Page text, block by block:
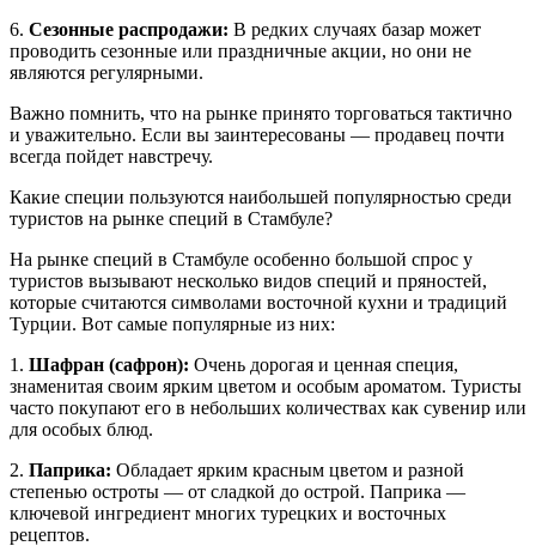
6. Сезонные распродажи: В редких случаях базар может
проводить сезонные или праздничные акции, но они не
являются регулярными.
Важно помнить, что на рынке принято торговаться тактично
и уважительно. Если вы заинтересованы — продавец почти
всегда пойдет навстречу.
Какие специи пользуются наибольшей популярностью среди
туристов на рынке специй в Стамбуле?
На рынке специй в Стамбуле особенно большой спрос у
туристов вызывают несколько видов специй и пряностей,
которые считаются символами восточной кухни и традиций
Турции. Вот самые популярные из них:
1. Шафран (сафрон): Очень дорогая и ценная специя,
знаменитая своим ярким цветом и особым ароматом. Туристы
часто покупают его в небольших количествах как сувенир или
для особых блюд.
2. Паприка: Обладает ярким красным цветом и разной
степенью остроты — от сладкой до острой. Паприка —
ключевой ингредиент многих турецких и восточных
рецептов.